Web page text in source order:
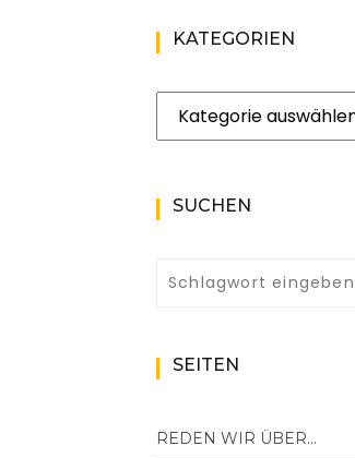
KATEGORIEN
Kategorien
SUCHEN
SEITEN
REDEN WIR ÜBER…